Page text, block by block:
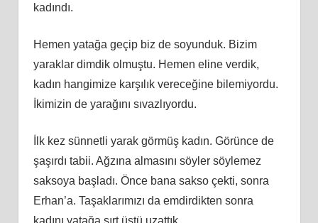
kadındı.
Hemen yatağa geçip biz de soyunduk. Bizim
yaraklar dimdik olmuştu. Hemen eline verdik,
kadın hangimize karşılık vereceğine bilemiyordu.
İkimizin de yarağını sıvazlıyordu.
İlk kez sünnetli yarak görmüş kadın. Görünce de
şaşırdı tabii. Ağzına almasını söyler söylemez
saksoya başladı. Önce bana sakso çekti, sonra
Erhan’a. Taşaklarımızı da emdirdikten sonra
kadını yatağa sırt üstü uzattık.